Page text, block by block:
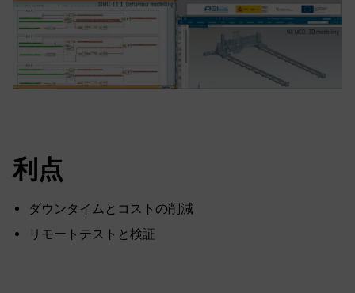
利点
ダウンタイムとコストの削減
リモートテストと検証